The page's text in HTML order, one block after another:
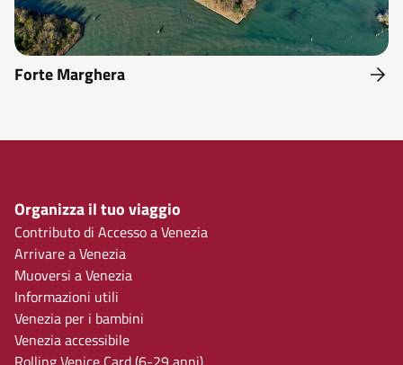
Forte Marghera
Organizza il tuo viaggio
Contributo di Accesso a Venezia
Arrivare a Venezia
Muoversi a Venezia
Informazioni utili
Venezia per i bambini
Venezia accessibile